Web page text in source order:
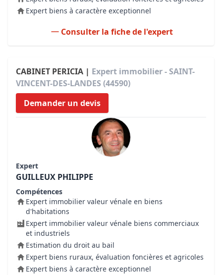
Expert biens à caractère exceptionnel
Consulter la fiche de l'expert
CABINET PERICIA | Expert immobilier - SAINT-
VINCENT-DES-LANDES (44590)
Demander un devis
Expert
GUILLEUX PHILIPPE
Compétences
Expert immobilier valeur vénale en biens
d'habitations
Expert immobilier valeur vénale biens commerciaux
et industriels
Estimation du droit au bail
Expert biens ruraux, évaluation foncières et agricoles
Expert biens à caractère exceptionnel